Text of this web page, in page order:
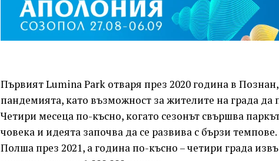
Първият Lumina Park отваря през 2020 година в
пандемията, като възможност за жителите на града да
Четири месеца по-късно, когато сезонът свършва
човека и идеята започва да се развива с бързи
Полша през 2021, а година по-късно – четири града